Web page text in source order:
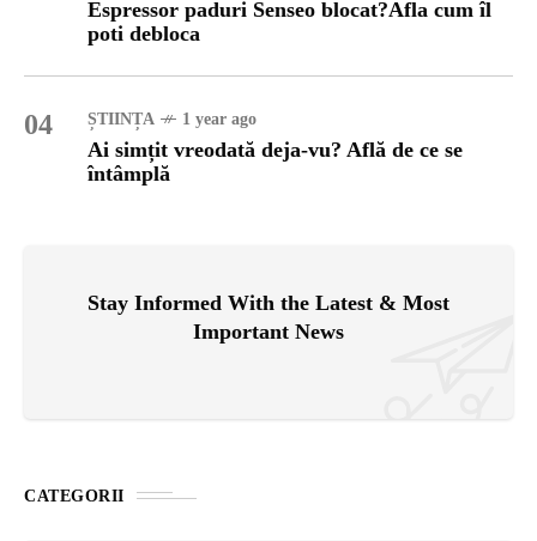
Espressor paduri Senseo blocat?Afla cum îl
poti debloca
04 ȘTIINȚA 1 year ago
Ai simțit vreodată deja-vu? Află de ce se
întâmplă
Stay Informed With the Latest & Most
Important News
CATEGORII